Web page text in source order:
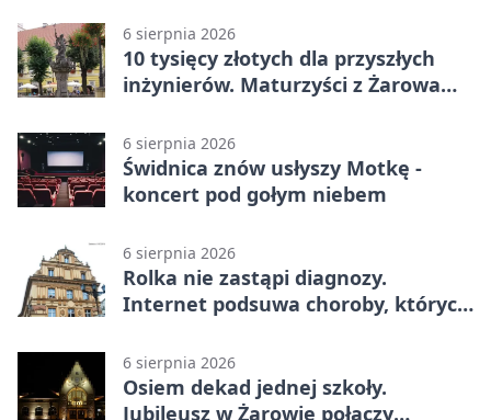
6 sierpnia 2026
10 tysięcy złotych dla przyszłych
inżynierów. Maturzyści z Żarowa
6 sierpnia 2026
Świdnica znów usłyszy Motkę -
koncert pod gołym niebem
6 sierpnia 2026
Rolka nie zastąpi diagnozy.
Internet podsuwa choroby, których
6 sierpnia 2026
Osiem dekad jednej szkoły.
Jubileusz w Żarowie połączy